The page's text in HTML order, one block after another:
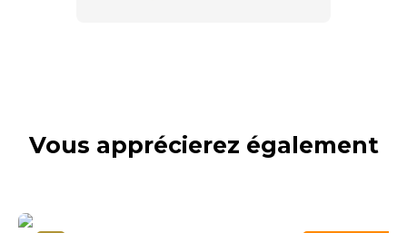
Vous apprécierez également